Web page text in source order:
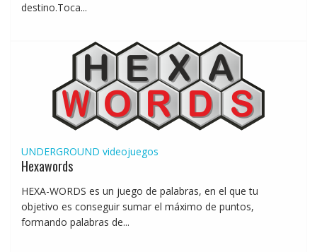
destino.Toca...
UNDERGROUND videojuegos
Hexawords
HEXA-WORDS es un juego de palabras, en el que tu
objetivo es conseguir sumar el máximo de puntos,
formando palabras de...